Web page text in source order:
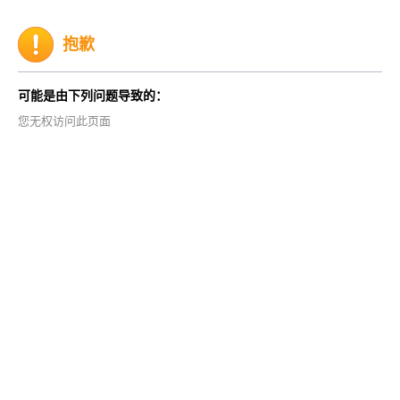
抱歉
可能是由下列问题导致的：
您无权访问此页面